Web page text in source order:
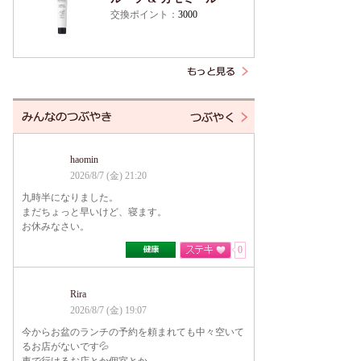
交換ポイント： 3000
haomin
2026/8/7 (金) 21:20
九時半になりました。
まだちょっと早いけど、寝ます。
お休みなさい。
0
Rira
2026/8/7 (金) 19:07
今からお盆のランチの予約を頼まれても中々空いて
るお店がないです💦